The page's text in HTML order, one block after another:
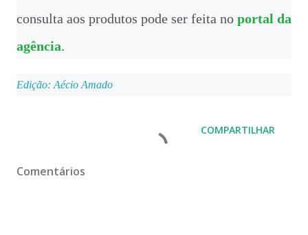
consulta aos produtos pode ser feita no portal da
agência.
Edição: Aécio Amado
COMPARTILHAR
Comentários